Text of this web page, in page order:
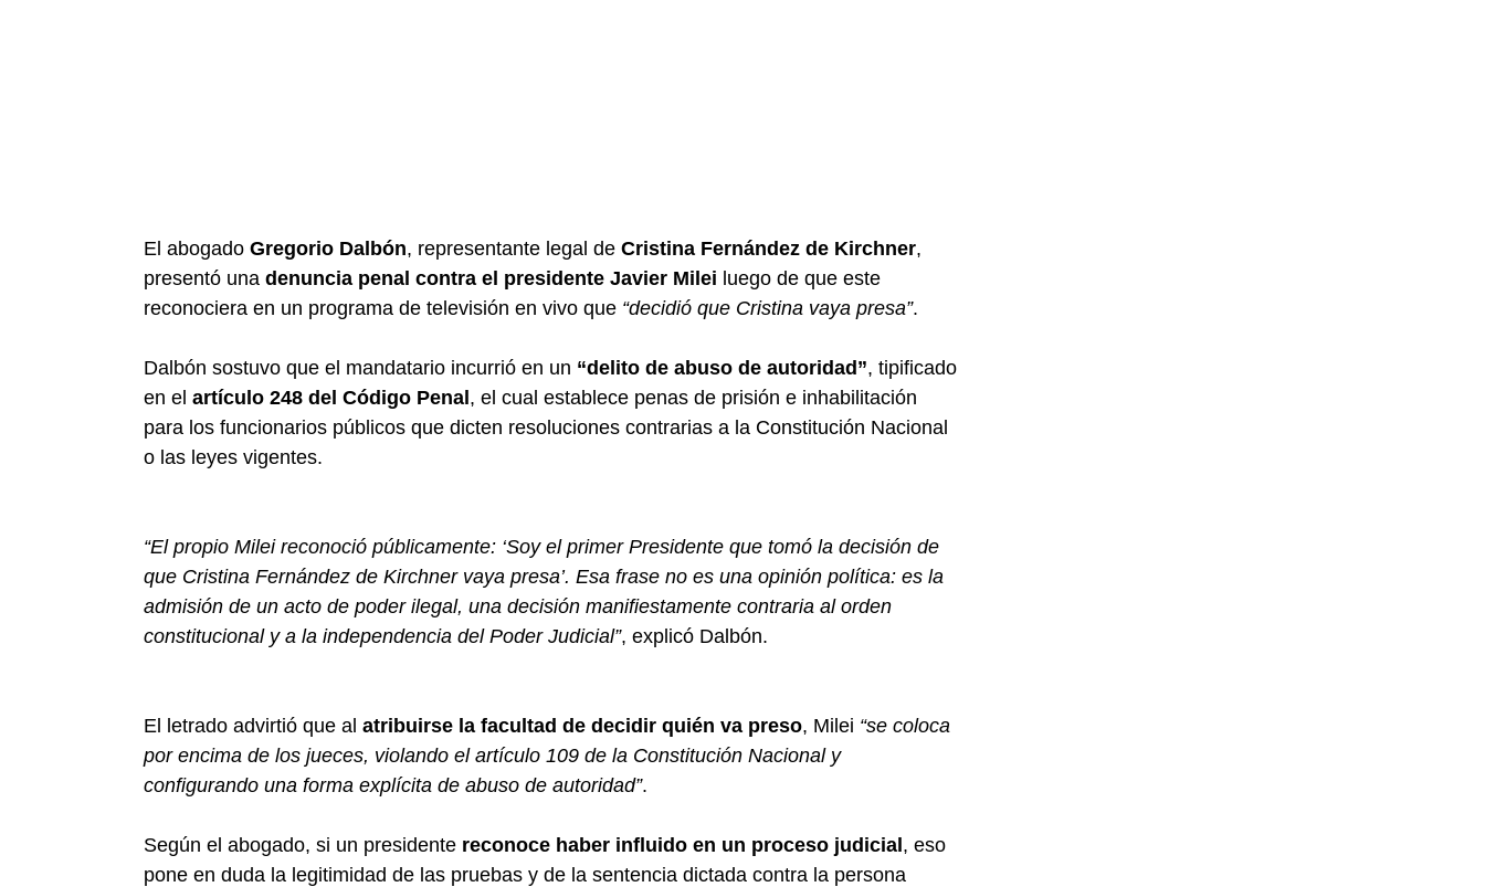
El abogado Gregorio Dalbón, representante legal de Cristina Fernández de Kirchner,
presentó una denuncia penal contra el presidente Javier Milei luego de que este
reconociera en un programa de televisión en vivo que “decidió que Cristina vaya presa”.
Dalbón sostuvo que el mandatario incurrió en un “delito de abuso de autoridad”, tipificado
en el artículo 248 del Código Penal , el cual establece penas de prisión e inhabilitación
para los funcionarios públicos que dicten resoluciones contrarias a la Constitución Nacional
o las leyes vigentes.
“El propio Milei reconoció públicamente: ‘Soy el primer Presidente que tomó la decisión de
que Cristina Fernández de Kirchner vaya presa’. Esa frase no es una opinión política: es la
admisión de un acto de poder ilegal, una decisión manifiestamente contraria al orden
constitucional y a la independencia del Poder Judicial”, explicó Dalbón.
El letrado advirtió que al atribuirse la facultad de decidir quién va preso, Milei “se coloca
por encima de los jueces, violando el artículo 109 de la Constitución Nacional y
configurando una forma explícita de abuso de autoridad”.
Según el abogado, si un presidente reconoce haber influido en un proceso judicial , eso
pone en duda la legitimidad de las pruebas y de la sentencia dictada contra la persona